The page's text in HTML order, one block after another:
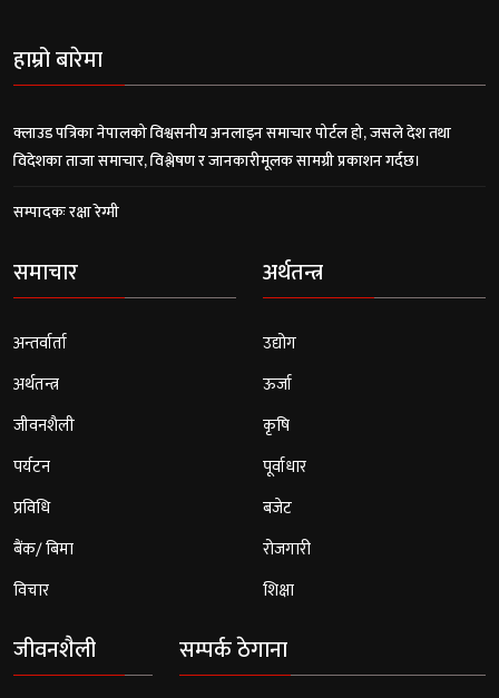
हाम्रो बारेमा
क्लाउड पत्रिका नेपालको विश्वसनीय अनलाइन समाचार पोर्टल हो, जसले देश तथा
विदेशका ताजा समाचार, विश्लेषण र जानकारीमूलक सामग्री प्रकाशन गर्दछ।
सम्पादकः रक्षा रेग्मी
समाचार
अन्तर्वार्ता
अर्थतन्त्र
जीवनशैली
पर्यटन
प्रविधि
बैंक/ बिमा
विचार
अर्थतन्त्र
उद्योग
ऊर्जा
कृषि
पूर्वाधार
बजेट
रोजगारी
शिक्षा
जीवनशैली सम्पर्क ठेगाना